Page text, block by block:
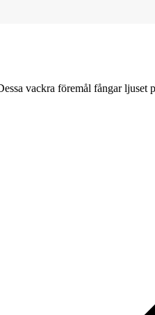
vackra föremål fångar ljuset